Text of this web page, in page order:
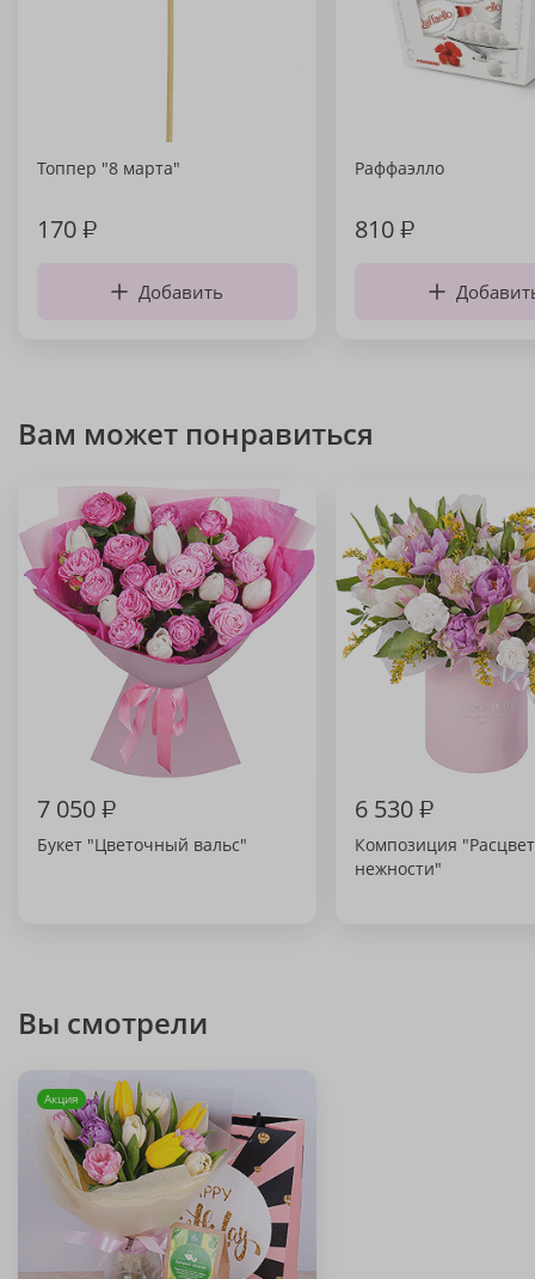
Топпер "8 марта"
170₽
Добавить
Раффаэлло
810₽
Вам может понравиться
7 050₽
Букет "Цветочный вальс"
6 530₽
Композиция "Расцвет
нежности"
Вы смотрели
Акция